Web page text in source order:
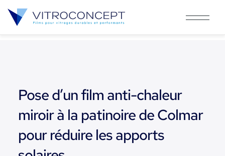
Pose d’un film anti-chaleur
miroir à la patinoire de Colmar
pour réduire les apports